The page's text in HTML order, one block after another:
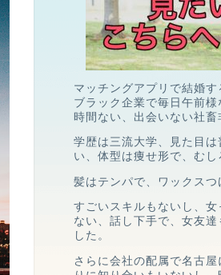
マッチングアプリで結婚す
ブラック企業で毎日午前様
時間ない、 出会いない社畜
学歴は三流大学、
見た目
い、 体型は痩せ形で、むし
髪はテンパで、ワックスつ
すごいスキルもないし、 女
ない、 話し下手で、女友
した。
さらに会社の配属で名古